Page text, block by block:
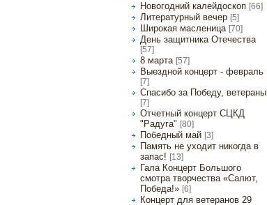
Новогодний калейдоскоп [66]
Литературный вечер [5]
Широкая масленица [70]
День защитника Отечества
[57]
8 марта [57]
Выездной концерт - февраль
[7]
Спасибо за Победу, ветераны
[7]
Отчетный концерт СЦКД
"Радуга" [80]
Победный май [3]
Память не уходит никогда в
запас! [13]
Гала Концерт Большого
смотра творчества «Салют,
Победа!» [6]
Концерт для ветеранов 29